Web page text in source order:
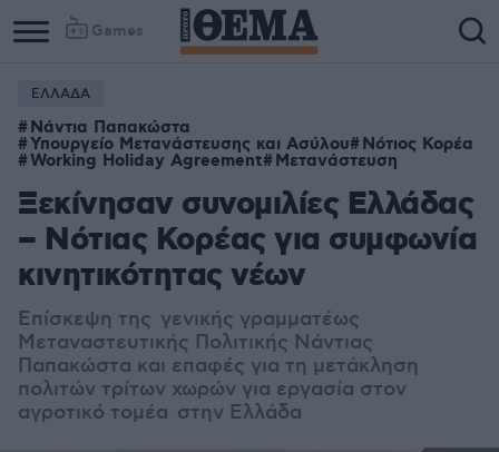
Games
ΕΛΛΑΔΑ
Νάντια Παπακώστα
Υπουργείο Μετανάστευσης και Ασύλου Νότιος Κορέα
Working Holiday Agreement Μετανάστευση
Ξεκίνησαν συνομιλίες Ελλάδας
– Νότιας Κορέας για συμφωνία
κινητικότητας νέων
Επίσκεψη της γενικής γραμματέως
Μεταναστευτικής Πολιτικής Νάντιας
Παπακώστα και επαφές για τη μετάκληση
πολιτών τρίτων χωρών για εργασία στον
αγροτικό τομέα στην Ελλάδα